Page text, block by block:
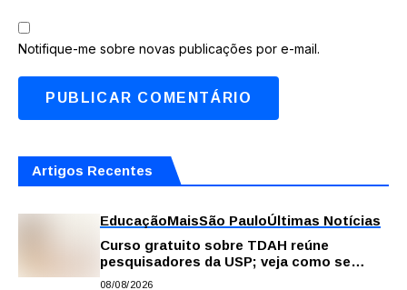
Notifique-me sobre novas publicações por e-mail.
Artigos Recentes
EducaçãoMaisSão PauloÚltimas Notícias
Curso gratuito sobre TDAH reúne
pesquisadores da USP; veja como se
inscrever
08/08/2026